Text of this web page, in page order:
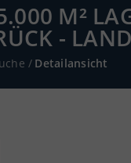
M²
-
/ Detailansicht